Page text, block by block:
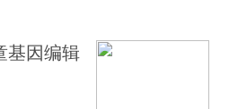
基因编辑